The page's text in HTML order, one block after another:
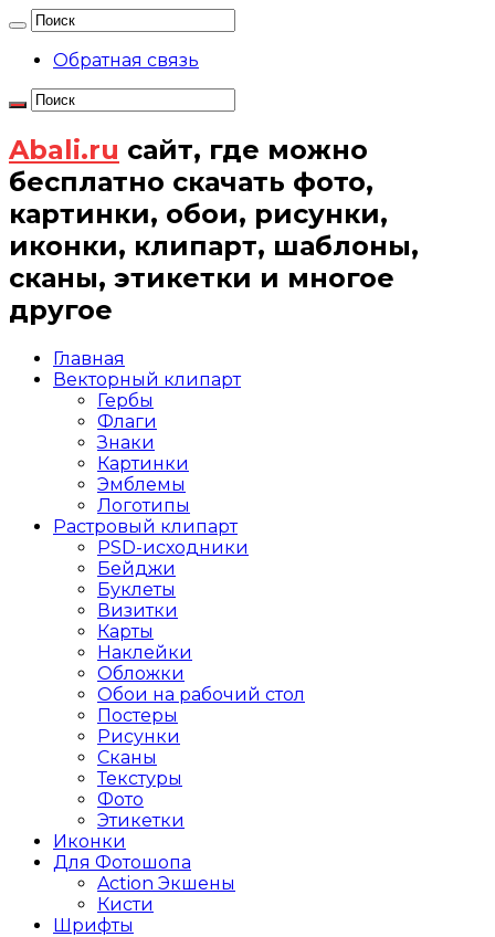
Обратная связь
Abali.ru сайт, где можно
бесплатно скачать фото,
картинки, обои, рисунки,
иконки, клипарт, шаблоны,
сканы, этикетки и многое
другое
Главная
Векторный клипарт
Гербы
Флаги
Знаки
Картинки
Эмблемы
Логотипы
Растровый клипарт
PSD-исходники
Бейджи
Буклеты
Визитки
Карты
Наклейки
Обложки
Обои на рабочий стол
Постеры
Рисунки
Сканы
Текстуры
Фото
Этикетки
Иконки
Для Фотошопа
Action Экшены
Кисти
Шрифты